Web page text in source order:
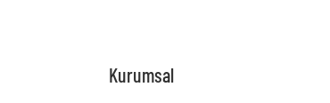
Kurumsal